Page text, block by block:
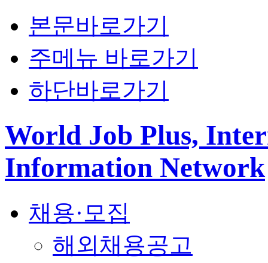
본문바로가기
주메뉴 바로가기
하단바로가기
World Job Plus,
Information Network
채용·모집
해외채용공고